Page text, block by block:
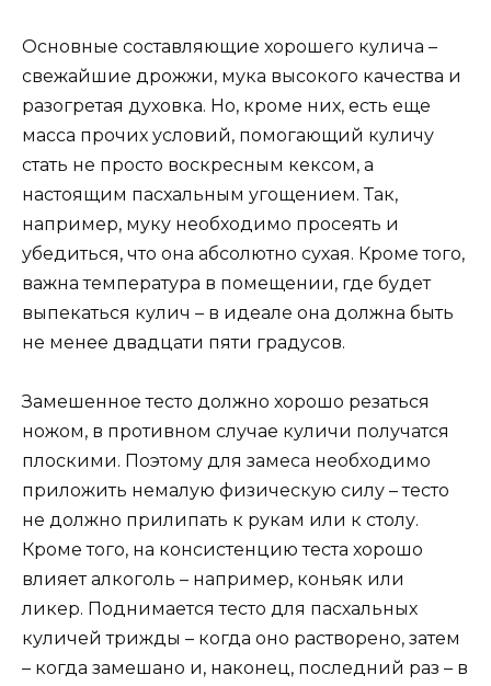
Основные составляющие хорошего кулича –
свежайшие дрожжи, мука высокого качества и
разогретая духовка. Но, кроме них, есть еще
масса прочих условий, помогающий куличу
стать не просто воскресным кексом, а
настоящим пасхальным угощением. Так,
например, муку необходимо просеять и
убедиться, что она абсолютно сухая. Кроме того,
важна температура в помещении, где будет
выпекаться кулич – в идеале она должна быть
не менее двадцати пяти градусов.
Замешенное тесто должно хорошо резаться
ножом, в противном случае куличи получатся
плоскими. Поэтому для замеса необходимо
приложить немалую физическую силу – тесто
не должно прилипать к рукам или к столу.
Кроме того, на консистенцию теста хорошо
влияет алкоголь – например, коньяк или
ликер. Поднимается тесто для пасхальных
куличей трижды – когда оно растворено, затем
– когда замешано и, наконец, последний раз – в